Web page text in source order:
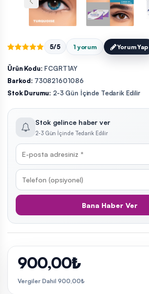
5/5 1 yorum Yorum Yap
Ürün Kodu: FCGRT1AY
Barkod: 730821601086
Stok Durumu: 2-3 Gün İçinde Tedarik Edilir
Stok gelince haber ver
2-3 Gün İçinde Tedarik Edilir
Bana Haber Ver
900,00₺
Vergiler Dahil 900,00₺